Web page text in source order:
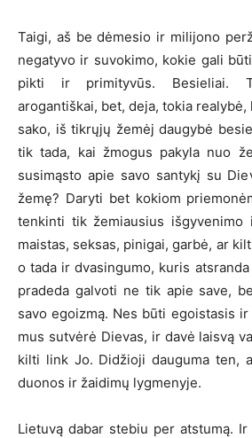
Taigi, aš be dėmesio ir milijono
negatyvo ir suvokimo, kokie gali
pikti ir primityvūs. Besieliai.
arogantiškai, bet, deja, tokia
sako, iš tikrųjų žemėj daugybė
tik tada, kai žmogus pakyla nuo
susimąsto apie savo santykį su
žemę? Daryti bet kokiom
tenkinti tik žemiausius išgyvenimo
maistas, seksas, pinigai, garbė, ar
o tada ir dvasingumo, kuris
pradeda galvoti ne tik apie save,
savo egoizmą. Nes būti egoistasis
mus sutvėrė Dievas, ir davė laisvą
kilti link Jo. Didžioji dauguma ten,
duonos ir žaidimų lygmenyje.
Lietuvą dabar stebiu per atstumą.